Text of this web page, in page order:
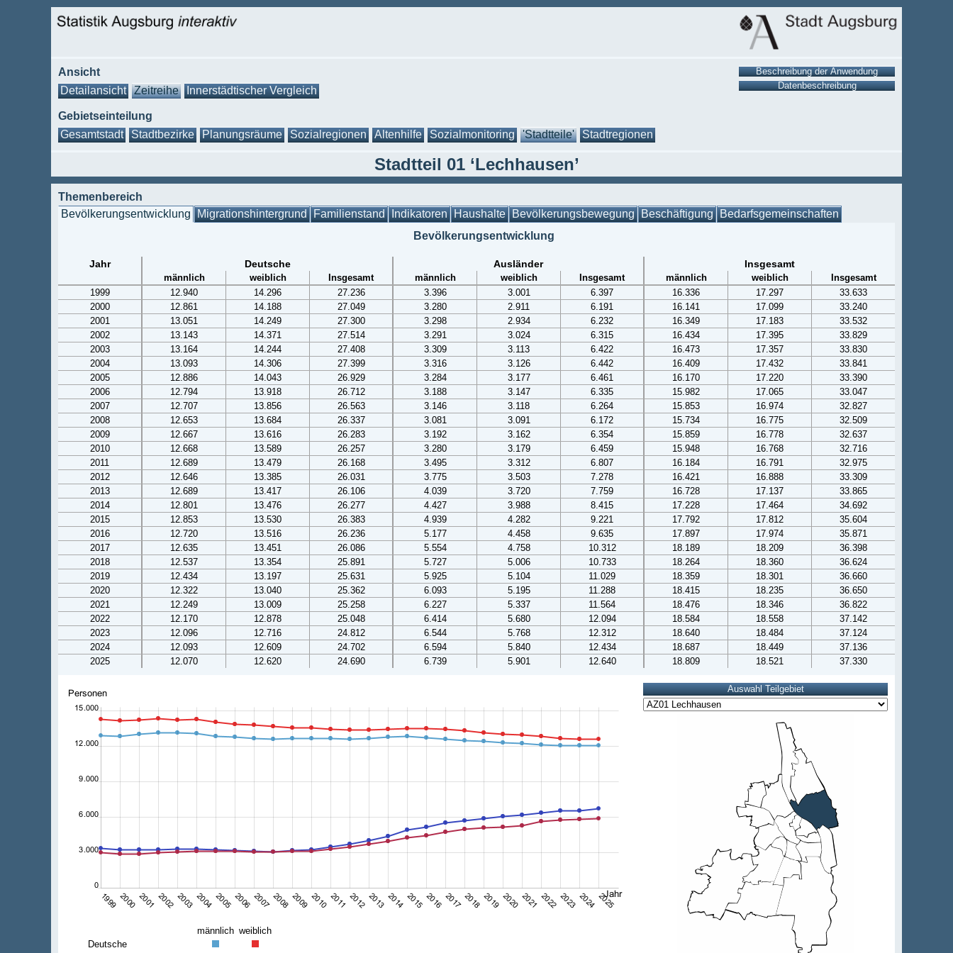
Ansicht
Detailansicht
Zeitreihe Innerstädtischer Vergleich
Gebietseinteilung
Gesamtstadt
Stadtbezirke Planungsräume Sozialregionen Altenhilfe Sozialmonitoring 'Stadtteile' Stadtregionen
Stadtteil 01 ‘Lechhausen’
Themenbereich
Bevölkerungsentwicklung Migrationshintergrund Familienstand Indikatoren Haushalte Bevölkerungsbewegung Beschäftigung Bedarfsgemeinschaften
Bevölkerungsentwicklung
Jahr Deutsche Ausländer Insgesamt
männlich weiblich Insgesamt männlich weiblich Insgesamt männlich weiblich
Insgesamt
1999
12.940 14.296 27.236 3.396 3.001 6.397 16.336 17.297
33.633
2000
12.861 14.188 27.049 3.280 2.911 6.191 16.141 17.099
33.240
2001
13.051 14.249 27.300 3.298 2.934 6.232 16.349 17.183
33.532
2002
13.143 14.371 27.514 3.291 3.024 6.315 16.434 17.395
33.829
2003
13.164 14.244 27.408 3.309 3.113 6.422 16.473 17.357
33.830
2004
13.093 14.306 27.399 3.316 3.126 6.442 16.409 17.432
33.841
2005
12.886 14.043 26.929 3.284 3.177 6.461 16.170 17.220
33.390
2006
12.794 13.918 26.712 3.188 3.147 6.335 15.982 17.065
33.047
2007
12.707 13.856 26.563 3.146 3.118 6.264 15.853 16.974
32.827
2008
12.653 13.684 26.337 3.081 3.091 6.172 15.734 16.775
32.509
2009
12.667 13.616 26.283 3.192 3.162 6.354 15.859 16.778
32.637
2010
12.668 13.589 26.257 3.280 3.179 6.459 15.948 16.768
32.716
2011
12.689 13.479 26.168 3.495 3.312 6.807 16.184 16.791
32.975
2012
12.646 13.385 26.031 3.775 3.503 7.278 16.421 16.888
33.309
2013
12.689 13.417 26.106 4.039 3.720 7.759 16.728 17.137
33.865
2014
12.801 13.476 26.277 4.427 3.988 8.415 17.228 17.464
34.692
2015
12.853 13.530 26.383 4.939 4.282 9.221 17.792 17.812
35.604
2016
12.720 13.516 26.236 5.177 4.458 9.635 17.897 17.974
35.871
2017
12.635 13.451 26.086 5.554 4.758 10.312 18.189 18.209
36.398
2018
12.537 13.354 25.891 5.727 5.006 10.733 18.264 18.360
36.624
2019
12.434 13.197 25.631 5.925 5.104 11.029 18.359 18.301
36.660
2020
12.322 13.040 25.362 6.093 5.195 11.288 18.415 18.235
36.650
2021
12.249 13.009 25.258 6.227 5.337 11.564 18.476 18.346
36.822
2022
12.170 12.878 25.048 6.414 5.680 12.094 18.584 18.558
37.142
2023
12.096 12.716 24.812 6.544 5.768 12.312 18.640 18.484
37.124
2024
12.093 12.609 24.702 6.594 5.840 12.434 18.687 18.449
37.136
2025
12.070 12.620 24.690 6.739 5.901 12.640 18.809 18.521 37.330
männlich weiblich
Deutsche